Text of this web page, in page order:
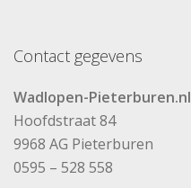
Contact gegevens
Wadlopen-Pieterburen.nl
Hoofdstraat 84
9968 AG Pieterburen
0595 – 528 558